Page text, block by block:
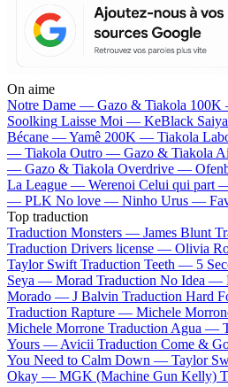
On aime
Notre Dame — Gazo & Tiakola
Soolking Laisse Moi — KeBlack
Bécane —Yamê 200K — Tiakola
— Tiakola Outro — Gazo & Tiakola
— Gazo & Tiakola Overdrive —
La League — Werenoi Celui qui part
— PLK No love — Ninho Urus —
Top traduction
Traduction Monsters — James Blunt
Traduction Drivers license — Olivia
Taylor Swift Traduction Teeth — 5
Seya — Morad Traduction No Idea —
Morado — J Balvin Traduction Hard
Traduction Rapture — Michele
Michele Morrone Traduction Agua —
Yours — Avicii Traduction Come &
You Need to Calm Down — Taylor
Okay — MGK (Machine Gun Kelly)